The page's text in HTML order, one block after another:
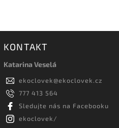
KONTAKT
Katarina Veselá
ekoclovek@ekoclovek.cz
777 413 564
Sledujte nás na Facebooku
ekoclovek/